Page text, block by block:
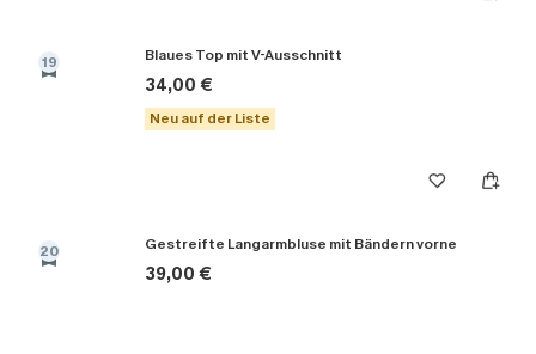
19 Blaues Top mit V-Ausschnitt
34,00 €
Neu auf der Liste
20 Gestreifte Langarmbluse mit Bändern vorne
39,00 €